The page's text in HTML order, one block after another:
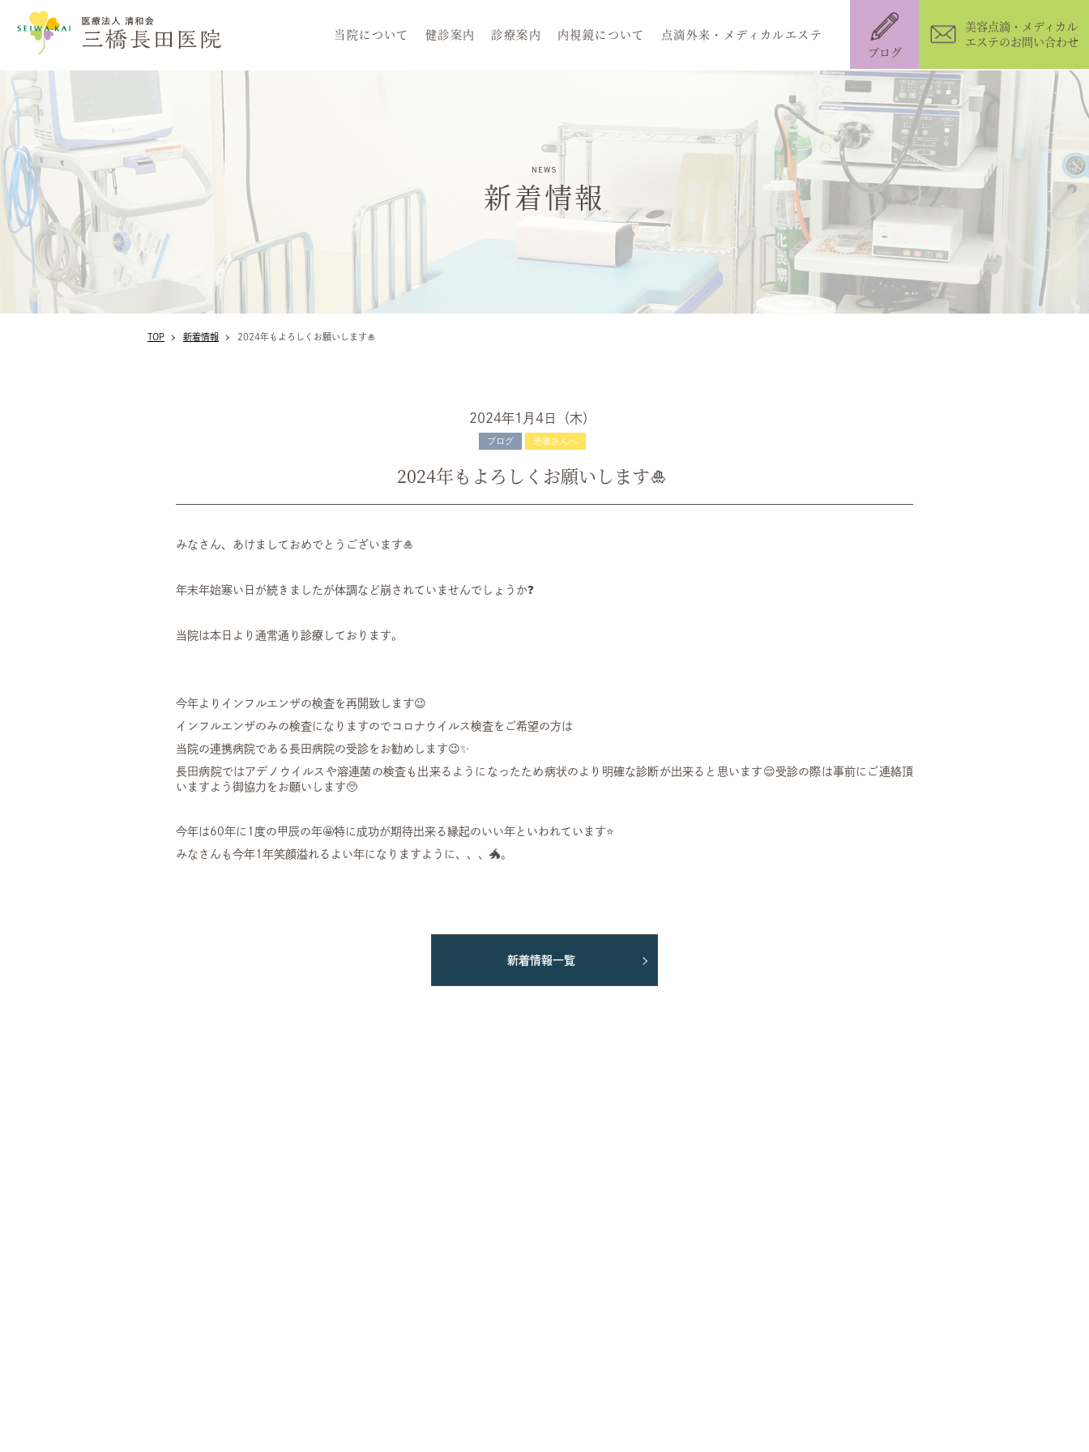
医療法人清和会三橋長田医院
当院について 健診案内 診療案内 内視鏡について
点滴外来・メディカルエステ
ブログ
美容点滴・メディカル
エステのお問い合わせ
NEWS
新着情報
TOP 新着情報 2024年もよろしくお願いします🎍
2024年1月4日（木）
ブログ 患者さんへ
2024年もよろしくお願いします🎍
みなさん、あけましておめでとうございます🎍
年末年始寒い日が続きましたが体調など崩されていませんでしょうか❓
当院は本日より通常通り診療しております。
今年よりインフルエンザの検査を再開致します😉
インフルエンザのみの検査になりますのでコロナウイルス検査をご希望の方は
当院の連携病院である長田病院の受診をお勧めします😉✨
長田病院ではアデノウイルスや溶連菌の検査も出来るようになったため病状のより明確な診断が出来ると思います😌受診の際は事前にご連絡頂
いますよう御協力をお願いします🥺
今年は60年に1度の甲辰の年🤩特に成功が期待出来る縁起のいい年といわれています⭐️
みなさんも今年1年笑顔溢れるよい年になりますように、、、🐲。
新着情報一覧